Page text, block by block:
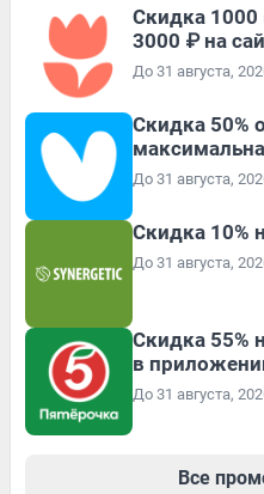
Скидка 1000
3000 ₽ на
До 31 августа,
Скидка 50%
До 31 августа,
Скидка 10%
До 31 августа,
Скидка 55%
в
До 31 августа,
Все